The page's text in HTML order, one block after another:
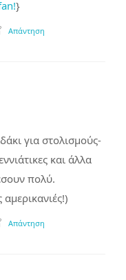
}
Απάντηση
για στολισμούς-
και άλλα
πολύ.
Απάντηση